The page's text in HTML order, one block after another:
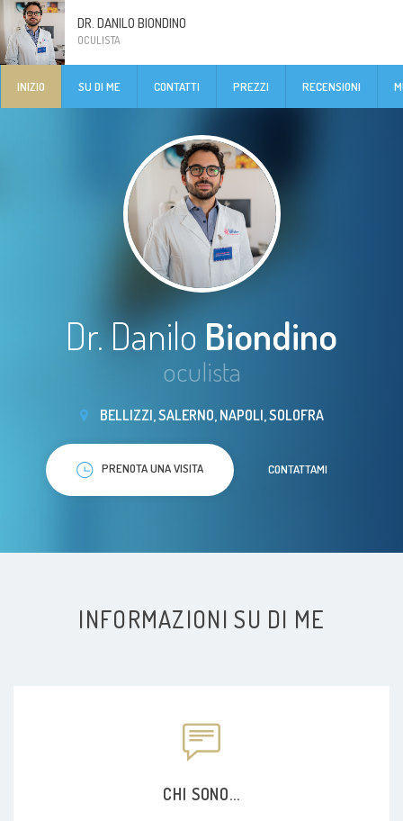
DR. DANILO BIONDINO
OCULISTA
INIZIO SU DI ME CONTATTI PREZZI RECENSIONI
Dr. Danilo Biondino
oculista
BELLIZZI, SALERNO, NAPOLI, SOLOFRA
PRENOTA UNA VISITA CONTATTAMI
INFORMAZIONI SU DI ME
CHI SONO...